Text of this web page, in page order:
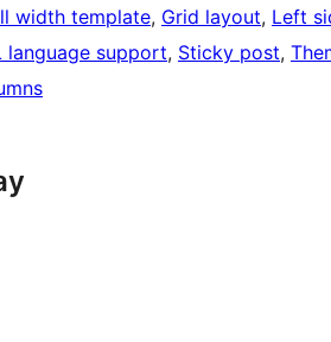
width template, Grid layout, Left
language support, Sticky post,